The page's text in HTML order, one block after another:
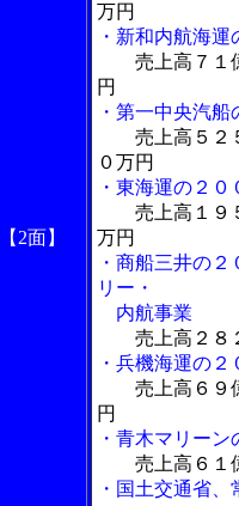
【2面】
万円
・新和内航海
売上高７１
円
・第一中央汽
売上高５２
０万円
・東海運の２
売上高１９
万円
・商船三井の
リー・
内航事業
売上高２８
・兵機海運の
売上高６９
円
・青木マリー
売上高６１
・国土交通省